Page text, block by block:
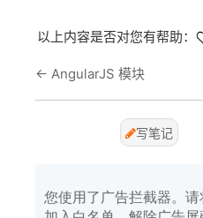
以上内容是否对您有帮助：
← AngularJS 模块
写笔记
您使用了广告拦截器。